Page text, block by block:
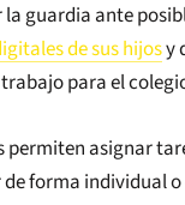
guardia ante
de sus hijosy
para el
asignar
forma individual